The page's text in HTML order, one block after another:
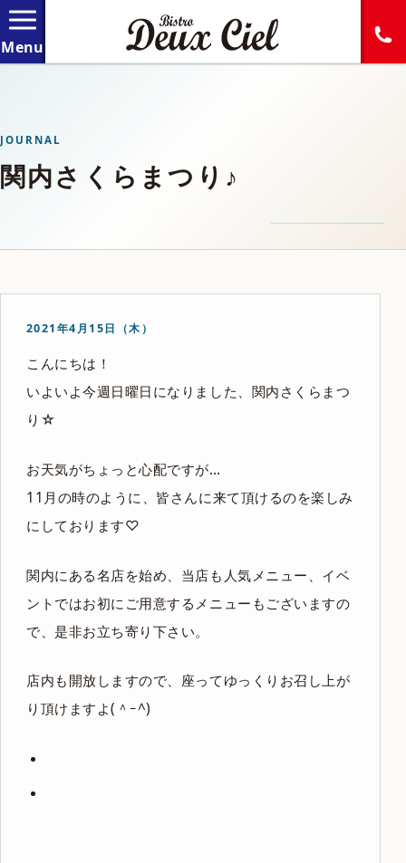
JOURNAL
関内さくらまつり♪
2021年4月15日（木）
こんにちは！
いよいよ今週日曜日になりました、関内さくらまつ
り☆
お天気がちょっと心配ですが…
11月の時のように、皆さんに来て頂けるのを楽しみ
にしております♡
関内にある名店を始め、当店も人気メニュー、イベ
ントではお初にご用意するメニューもございますの
で、是非お立ち寄り下さい。
店内も開放しますので、座ってゆっくりお召し上が
り頂けますよ(＾ｰ^)